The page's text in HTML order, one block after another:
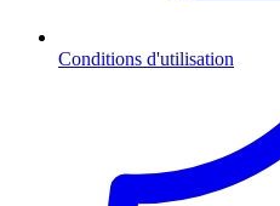
Conditions d'utilisation